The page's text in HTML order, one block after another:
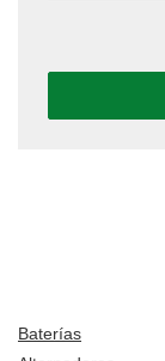
Baterías